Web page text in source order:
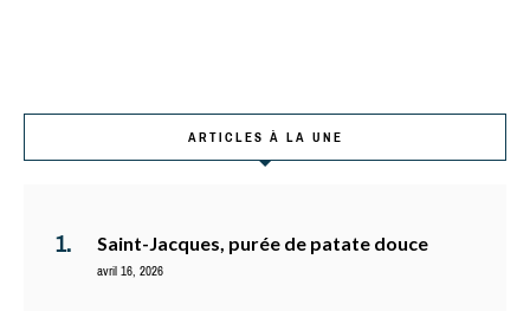
ARTICLES À LA UNE
Saint-Jacques, purée de patate douce
avril 16, 2026